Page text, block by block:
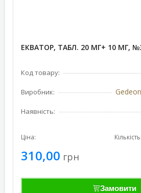
ЕКВАТОР, ТАБЛ. 20 МГ+ 10 МГ,
Код товару:
Виробник:
Наявність:
Ціна:
310,00 грн
Кількість:
Замовити